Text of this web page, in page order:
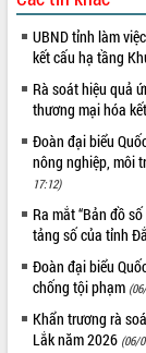
quan trọng
Bí thư Tỉnh ủy Lương
Triết thăm, tặng quà
cách mạng
Rà soát, hoàn thiện
văn hóa, thể thao đáp
phát triển mới
Thường trực HĐND
Minh
Lễ truy điệu và an
tại Nghĩa trang Liệt sĩ
Bàn giải pháp tháo gỡ
xuất khẩu sầu riêng
định EUDR
LIÊN KẾT WEB
THỐNG KÊ TRUY CẬP
Hôm nay: 18114
66063437
UBND tỉnh làm
kết cấu hạ tầng
Rà soát hiệu quả
thương mại hóa
Đoàn đại biểu
nông nghiệp, môi
17:12)
Ra mắt “Bản đồ
tảng số của tỉnh
Đoàn đại biểu
chống tội phạm
Khẩn trương rà
Lắk năm 2026 (06/